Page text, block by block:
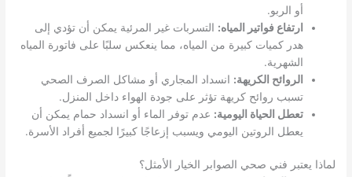
أو الربو.
ارتفاع فواتير المياه: التسربات غير المرئية يمكن أن تؤدي إلى
هدر كميات كبيرة من المياه، مما ينعكس سلبًا على فاتورة المياه
الشهرية.
الروائح الكريهة: انسداد المجاري أو مشاكل الصرف الصحي
تسبب روائح كريهة تؤثر على جودة الهواء داخل المنزل.
تعطل الحياة اليومية: عدم توفر الماء أو انسداد حمام يمكن أن
يعطل الروتين اليومي ويسبب إزعاجًا كبيرًا لجميع أفراد الأسرة.
لماذا يعتبر فني صحي الصوابر الخيار الأمثل؟